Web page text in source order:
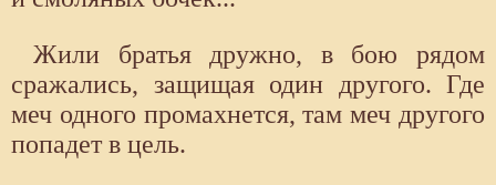
Жили братья дружно, в бою рядом
сражались, защищая один другого. Где
меч одного промахнется, там меч другого
попадет в цель.